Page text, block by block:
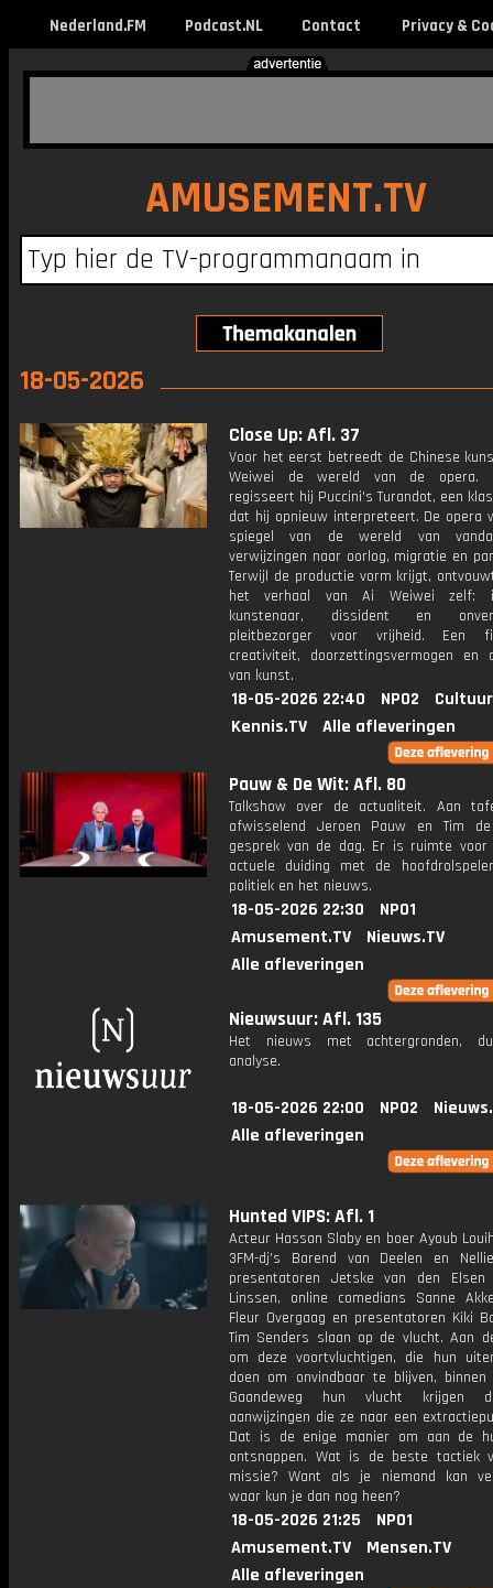
Nederland.FM Podcast.NL Contact Privacy &
AMUSEMENT.TV
18-05-2026
Close Up: Afl. 37
Voor het eerst betreedt de Chinese
Weiwei de wereld van de opera.
regisseert hij Puccini's Turandot, een
dat hij opnieuw interpreteert. De opera
spiegel van de wereld van
verwijzingen naar oorlog, migratie en
Terwijl de productie vorm krijgt,
het verhaal van Ai Weiwei zelf:
kunstenaar, dissident en
pleitbezorger voor vrijheid. Een
creativiteit, doorzettingsvermogen en
van kunst.
18-05-2026 22:40 NPO2
Kennis.TV
Alle afleveringen
Pauw & De Wit: Afl. 80
Talkshow over de actualiteit. Aan
afwisselend Jeroen Pauw en Tim
gesprek van de dag. Er is ruimte
actuele duiding met de
politiek en het nieuws.
18-05-2026 22:30
NPO1
Amusement.TV
Nieuws.TV
Alle afleveringen
Nieuwsuur: Afl. 135
Het nieuws met achtergronden,
analyse.
18-05-2026 22:00 NPO2
Alle afleveringen
Hunted VIPS: Afl. 1
Acteur Hassan Slaby en boer Ayoub
3FM-dj's Barend van Deelen en
presentatoren Jetske van den
Linssen, online comedians Sanne
Fleur Overgaag en presentatoren Kiki
Tim Senders slaan op de vlucht. Aan
om deze voortvluchtigen, die hun
doen om onvindbaar te blijven,
Gaandeweg hun vlucht krijgen
aanwijzingen die ze naar een
Dat is de enige manier om aan de
ontsnappen. Wat is de beste tactiek
missie? Want als je niemand kan
waar kun je dan nog heen?
18-05-2026 21:25
NPO1
Amusement.TV
Mensen.TV
Alle afleveringen